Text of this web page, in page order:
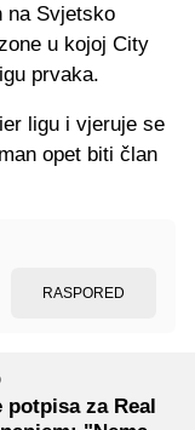
na Svjetsko
u kojoj City
prvaka.
ligu i vjeruje se
opet biti član
RASPORED
potpisa za Real